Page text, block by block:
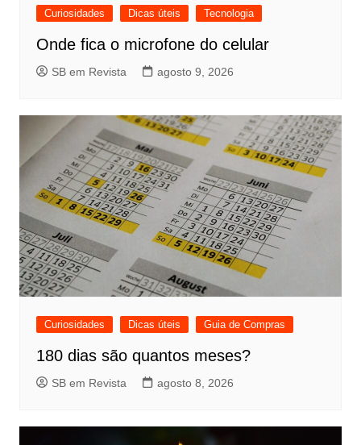
Curiosidades Dicas úteis Tecnologia
Onde fica o microfone do celular
SB em Revista agosto 9, 2026
Curiosidades Dicas úteis Guia de Compras
180 dias são quantos meses?
SB em Revista agosto 8, 2026